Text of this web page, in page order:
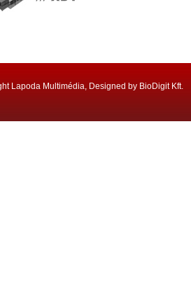
Lapoda Multimédia, Designed by BioDigit Kft.